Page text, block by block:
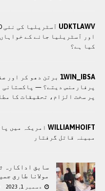
UDKTLAWV
اور آسٹریلیا جانے کے
کیا ہے؟
1WIN_IBSA برتن دھو کر اور
پرفارمنس دیتے؟ — پاکستانی
پر سخت الزام، تحقیقات کا
WILLIAMHOIFT امریکہ میں
مبینہ قاتل گرفتار
سابق اداکارہ
مولانا طارق
دسمبر 1, 2023